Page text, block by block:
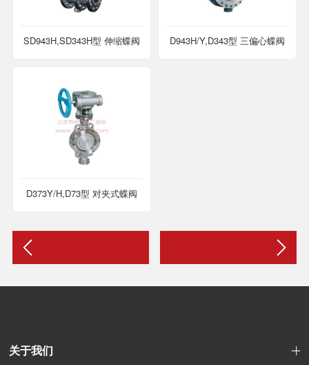
SD943H,SD343H型 伸缩蝶阀 D943H/Y,D343型 三偏心蝶阀
D373Y/H,D73型 对夹式蝶阀
关于我们